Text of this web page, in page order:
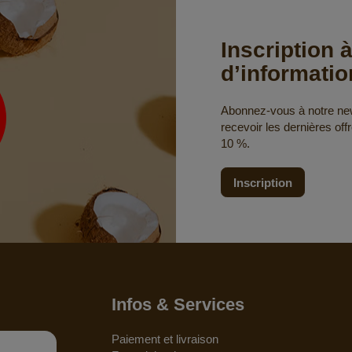
Inscription
Abonnez-vous à notre
recevoir les dernières
10 %.
Inscription
Infos & Services
Paiement et livraison